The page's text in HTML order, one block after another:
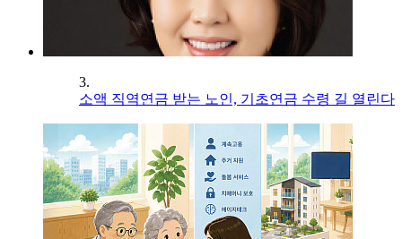
3.
소액 직역연금 받는 노인, 기초연금 수령 길 열린다